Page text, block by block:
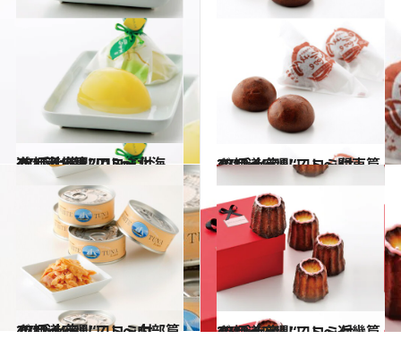
2012.11.28
47都道府県“口コミ付き”手土産リスト～北海道・東北篇2012～
グルメ 2012.11.29
47都道府県“口コミ付き”手土産リスト～関東篇2012～
グルメ
2012.11.30
47都道府県“口コミ付き”手土産リスト～中部篇2012～
グルメ 2012.12.1
47都道府県“口コミ付き”手土産リスト～近畿篇2012～
グルメ